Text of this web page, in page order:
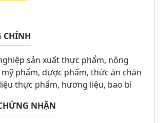
CHÍNH
sản xuất thực phẩm, nông
phẩm, dược phẩm, thức ăn chăn
thực phẩm, hương liệu, bao bì
NHẬN